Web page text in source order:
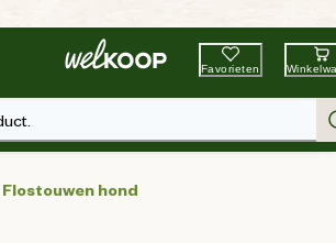
Beste WinkelketenTuin & Dier
Favorieten
hond